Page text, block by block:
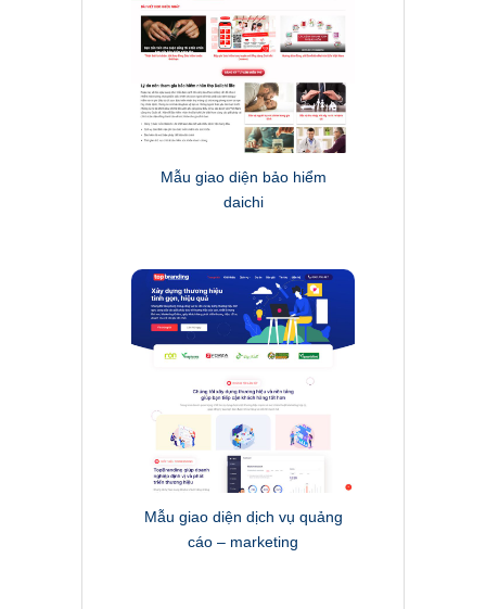
Mẫu giao diện bảo hiểm
daichi
Mẫu giao diện dịch vụ quảng
cáo – marketing